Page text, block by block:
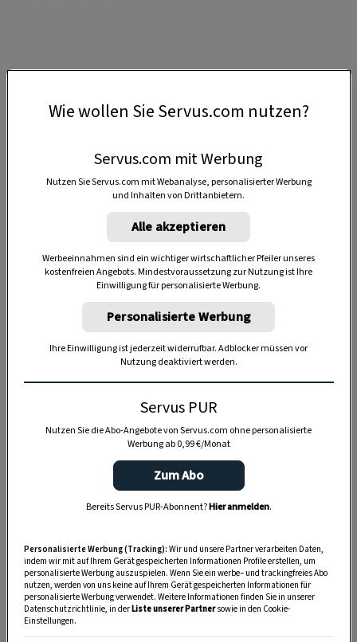
Anzeige
Wie wollen Sie Servus.com nutzen?
Servus.com mit Werbung
Nutzen Sie Servus.com mit Webanalyse, personalisierter Werbung
und Inhalten von Drittanbietern.
Alle akzeptieren
Werbeeinnahmen sind ein wichtiger wirtschaftlicher Pfeiler unseres
kostenfreien Angebots. Mindestvoraussetzung zur Nutzung ist Ihre
Einwilligung für personalisierte Werbung.
Personalisierte Werbung
Ihre Einwilligung ist jederzeit widerrufbar. Adblocker müssen vor
Nutzung deaktiviert werden.
Servus PUR
Nutzen Sie die Abo-Angebote von Servus.com ohne personalisierte
Werbung ab 0,99 €/Monat
Zum Abo
Bereits Servus PUR-Abonnent?Hier anmelden.
Personalisierte Werbung (Tracking): Wir und unsere Partner verarbeiten Daten,
indem wir mit auf Ihrem Gerät gespeicherten Informationen Profile erstellen, um
personalisierte Werbung auszuspielen. Wenn Sie ein werbe– und trackingfreies Abo
nutzen, werden von uns keine auf Ihrem Gerät gespeicherten Informationen für
personalisierte Werbung verwendet. Weitere Informationen finden Sie in unserer
Datenschutzrichtlinie, in derListe unserer Partnersowie in den Cookie-
Einstellungen.